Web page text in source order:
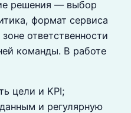
решения — выбор
формат сервиса
ответственности
команды. В работе
цели и KPI;
и регулярную